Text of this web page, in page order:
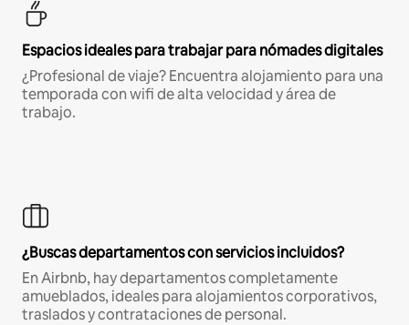
Espacios ideales para trabajar para nómades digitales
¿Profesional de viaje? Encuentra alojamiento para una
temporada con wifi de alta velocidad y área de
trabajo.
¿Buscas departamentos con servicios incluidos?
En Airbnb, hay departamentos completamente
amueblados, ideales para alojamientos corporativos,
traslados y contrataciones de personal.